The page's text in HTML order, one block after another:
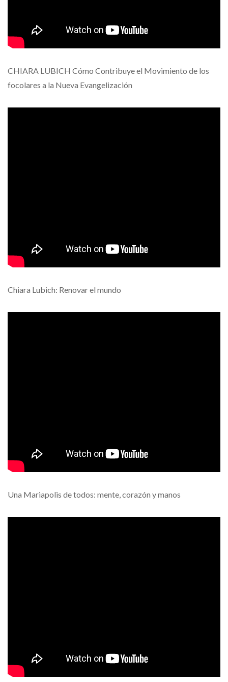
CHIARA LUBICH Cómo Contribuye el Movimiento de los
focolares a la Nueva Evangelización
Chiara Lubich: Renovar el mundo
Una Mariapolis de todos: mente, corazón y manos